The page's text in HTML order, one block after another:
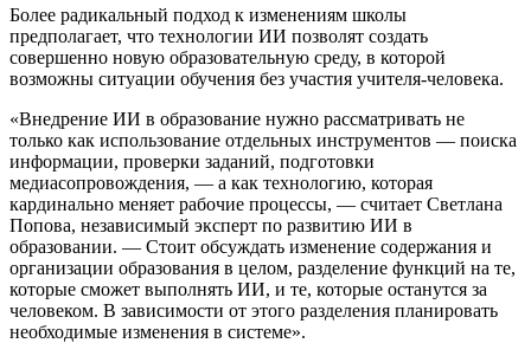
Более радикальный подход к изменениям школы
предполагает, что технологии ИИ позволят создать
совершенно новую образовательную среду, в которой
возможны ситуации обучения без участия учителя-человека.
«Внедрение ИИ в образование нужно рассматривать не
только как использование отдельных инструментов — поиска
информации, проверки заданий, подготовки
медиасопровождения, — а как технологию, которая
кардинально меняет рабочие процессы, — считает Светлана
Попова, независимый эксперт по развитию ИИ в
образовании. — Стоит обсуждать изменение содержания и
организации образования в целом, разделение функций на те,
которые сможет выполнять ИИ, и те, которые останутся за
человеком. В зависимости от этого разделения планировать
необходимые изменения в системе».